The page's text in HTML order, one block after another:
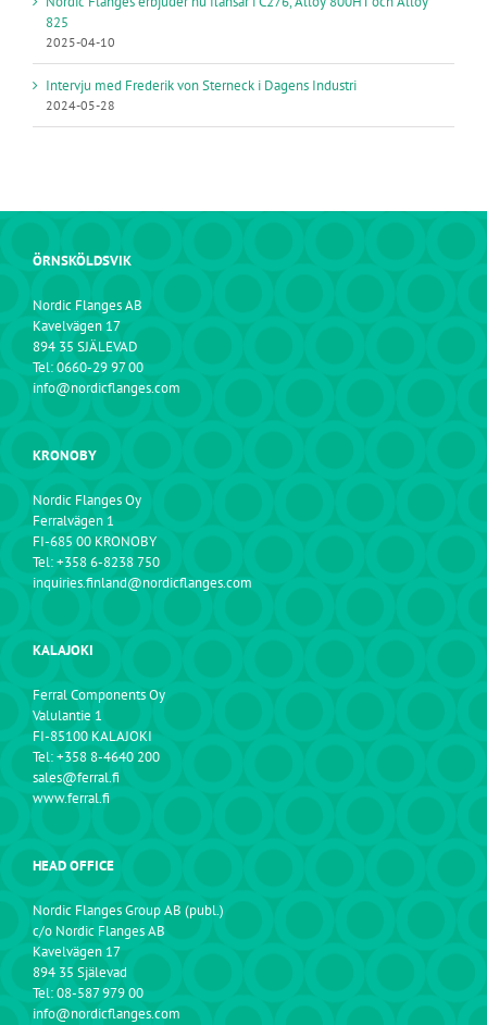
825
2025-04-10
Intervju med Frederik von Sterneck i Dagens Industri
2024-05-28
ÖRNSKÖLDSVIK
Nordic Flanges AB
Kavelvägen 17
894 35 SJÄLEVAD
Tel: 0660-29 97 00
info@nordicflanges.com
KRONOBY
Nordic Flanges Oy
Ferralvägen 1
FI-685 00 KRONOBY
Tel: +358 6-8238 750
inquiries.finland@nordicflanges.com
KALAJOKI
Ferral Components Oy
Valulantie 1
FI-85100 KALAJOKI
Tel: +358 8-4640 200
sales@ferral.fi
www.ferral.fi
HEAD OFFICE
Nordic Flanges Group AB (publ.)
c/o Nordic Flanges AB
Kavelvägen 17
894 35 Själevad
Tel: 08-587 979 00
info@nordicflanges.com